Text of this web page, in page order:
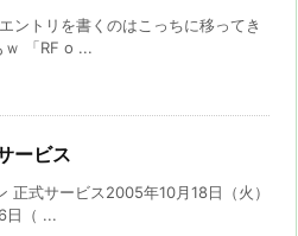
ントリを書くのはこっちに移ってき
ｗ 「RF o ...
ービス
正式サービス2005年10月18日（火）
日（ ...